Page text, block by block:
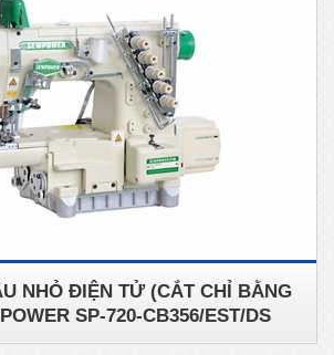
NHỎ ĐIỆN TỬ (CẮT CHỈ BẰNG
SP-720-CB356/EST/DS